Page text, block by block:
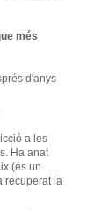
més
d'anys
a les
Ha anat
(és un
recuperat la